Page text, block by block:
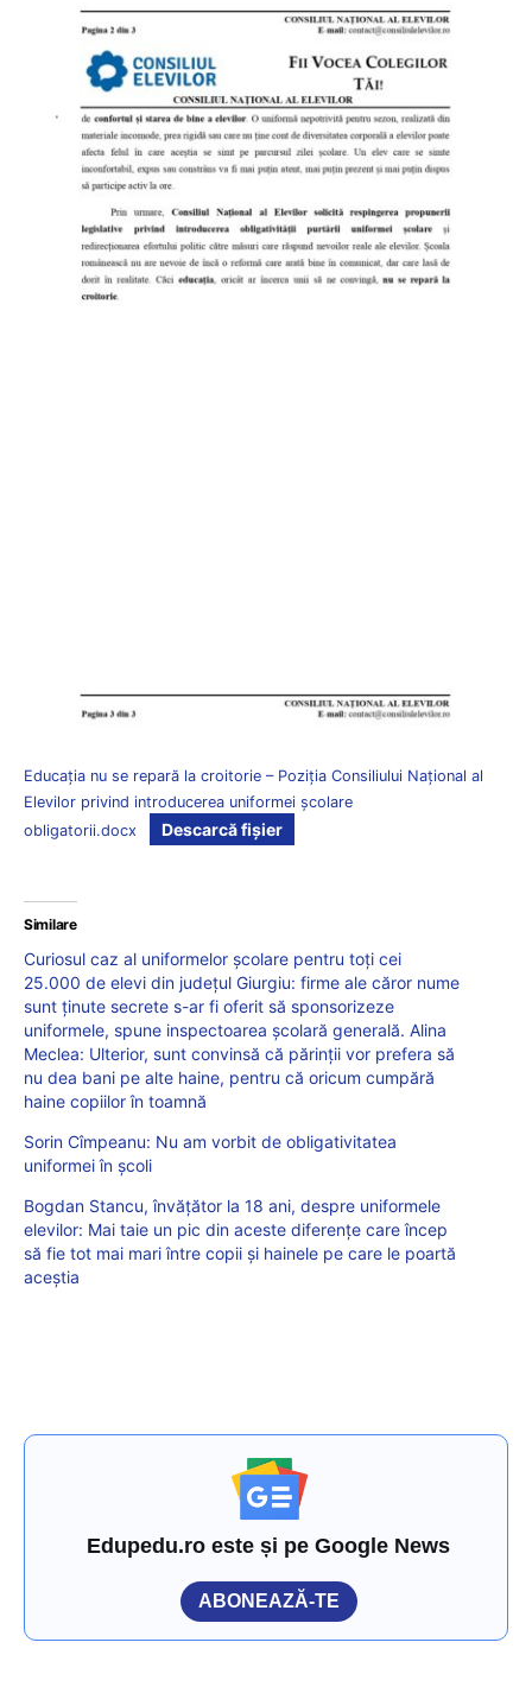
Educația nu se repară la croitorie – Poziția Consiliului Național al
Elevilor privind introducerea uniformei școlare
obligatorii.docx
Descarcă fișier
Similare
Curiosul caz al uniformelor școlare pentru toți cei
25.000 de elevi din județul Giurgiu: firme ale căror nume
sunt ținute secrete s-ar fi oferit să sponsorizeze
uniformele, spune inspectoarea școlară generală. Alina
Meclea: Ulterior, sunt convinsă că părinții vor prefera să
nu dea bani pe alte haine, pentru că oricum cumpără
haine copiilor în toamnă
Sorin Cîmpeanu: Nu am vorbit de obligativitatea
uniformei în școli
Bogdan Stancu, învățător la 18 ani, despre uniformele
elevilor: Mai taie un pic din aceste diferențe care încep
să fie tot mai mari între copii și hainele pe care le poartă
aceștia
Edupedu.ro este și pe Google News
ABONEAZĂ-TE